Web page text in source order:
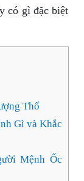
có gì đặc biệt
Thổ
Gì và Khắc
Mệnh Ốc